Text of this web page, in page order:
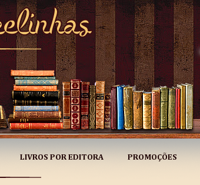
LIVROS POR EDITORA PROMOÇÕES